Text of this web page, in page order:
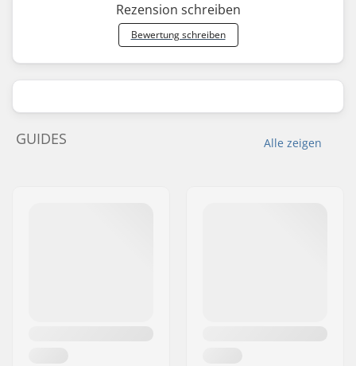
Rezension schreiben
Bewertung schreiben
Alle zeigen
GUIDES